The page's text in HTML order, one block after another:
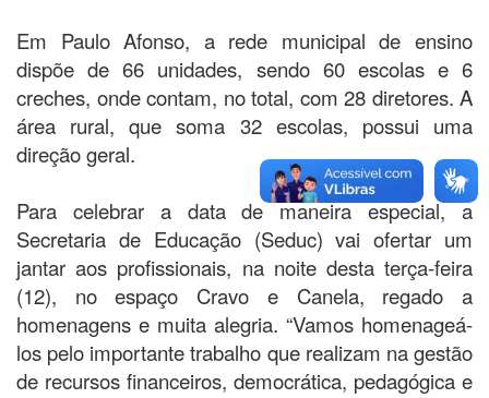
Em Paulo Afonso, a rede municipal de ensino
dispõe de 66 unidades, sendo 60 escolas e 6
creches, onde contam, no total, com 28 diretores. A
área rural, que soma 32 escolas, possui uma
direção geral.
Para celebrar a data de maneira especial, a
Secretaria de Educação (Seduc) vai ofertar um
jantar aos profissionais, na noite desta terça-feira
(12), no espaço Cravo e Canela, regado a
homenagens e muita alegria. “Vamos homenageá-
los pelo importante trabalho que realizam na gestão
de recursos financeiros, democrática, pedagógica e